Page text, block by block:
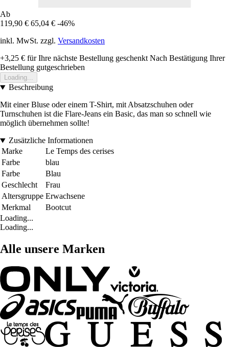
Ab
119,90 € 65,04 € -46%
inkl. MwSt. zzgl. Versandkosten
+3,25 € für Ihre nächste Bestellung geschenkt Nach Bestätigung Ihrer
Bestellung gutgeschrieben
Loading...
Beschreibung
Mit einer Bluse oder einem T-Shirt, mit Absatzschuhen oder
Turnschuhen ist die Flare-Jeans ein Basic, das man so schnell wie
möglich übernehmen sollte!
Zusätzliche Informationen
Marke
Le Temps des cerises
Farbe
blau
Farbe
Blau
Geschlecht
Frau
Altersgruppe Erwachsene
Merkmal
Bootcut
Loading...
Loading...
Alle unsere Marken